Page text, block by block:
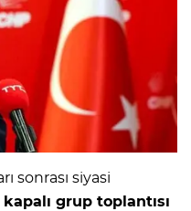
sonrası siyasi
kapalı grup toplantısı